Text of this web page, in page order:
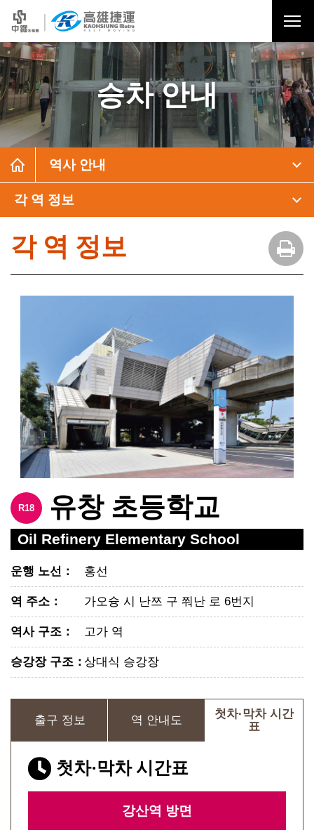
승차 안내
역사 안내
각 역 정보
각 역 정보
R18 유창 초등학교
Oil Refinery Elementary School
운행 노선 ： 홍선
역 주소 ： 가오슝 시 난쯔 구 쭤난 로 6번지
역사 구조 ： 고가 역
승강장 구조 ：상대식 승강장
출구 정보 역 안내도
첫차·막차 시간
표
첫차·막차 시간표
강산역 방면